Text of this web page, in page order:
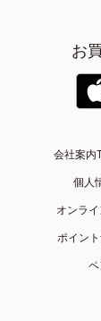
お
会社案内
個人
オンラ
ポイン